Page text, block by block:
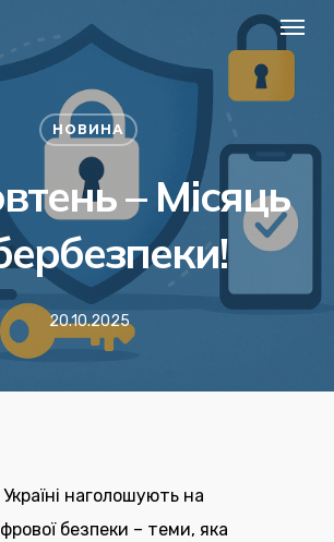
Menu
НОВИНА
– Місяць
20.10.2025
наголошують на
безпеки – теми, яка